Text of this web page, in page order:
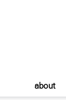
about